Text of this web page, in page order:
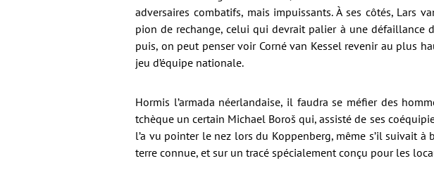
adversaires combatifs, mais impuissants. À ses côtés, Lars
pion de rechange, celui qui devrait palier à une défaillance
puis, on peut penser voir Corné van Kessel revenir au plus
jeu d’équipe nationale.
Hormis l’armada néerlandaise, il faudra se méfier des
tchèque un certain Michael Boroš qui, assisté de ses
l’a vu pointer le nez lors du Koppenberg, même s’il suivait à
terre connue, et sur un tracé spécialement conçu pour les